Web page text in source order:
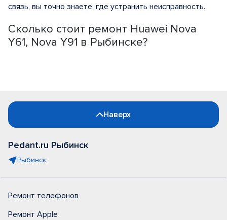
Сколько стоит ремонт Huawei Nova
Y61, Nova Y91 в Рыбинске?
связь, вы точно знаете, где устранить неисправность.
Наверх
Pedant.ru Рыбинск
Рыбинск
Ремонт телефонов
Ремонт Apple